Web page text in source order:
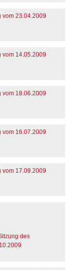
vom 23.04.2009
vom 14.05.2009
vom 18.06.2009
vom 16.07.2009
vom 17.09.2009
des